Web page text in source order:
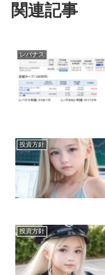
関連記事
レバナス
投資方針
投資方針